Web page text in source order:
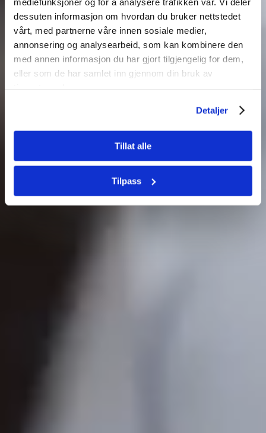
dessuten informasjon om hvordan du bruker nettstedet
vårt, med partnerne våre innen sosiale medier,
annonsering og analysearbeid, som kan kombinere den
med annen informasjon du har gjort tilgjengelig for dem,
eller som de har samlet inn gjennom din bruk av
Detaljer
Tillat alle
Tilpass
Selvbestemmelse i
Kenya og Tanzania